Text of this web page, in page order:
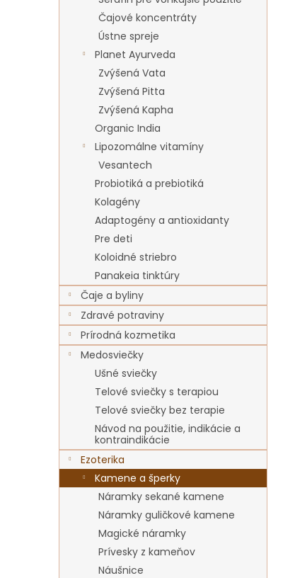
Čajové koncentráty
Ústne spreje
Planet Ayurveda
Zvýšená Vata
Zvýšená Pitta
Zvýšená Kapha
Organic India
Lipozomálne vitamíny
Vesantech
Probiotiká a prebiotiká
Kolagény
Adaptogény a antioxidanty
Pre deti
Koloidné striebro
Panakeia tinktúry
Čaje a byliny
Zdravé potraviny
Prírodná kozmetika
Medosviečky
Ušné sviečky
Telové sviečky s terapiou
Telové sviečky bez terapie
Návod na použitie, indikácie a
kontraindikácie
Ezoterika
Kamene a šperky
Náramky sekané kamene
Náramky guličkové kamene
Magické náramky
Prívesky z kameňov
Náušnice